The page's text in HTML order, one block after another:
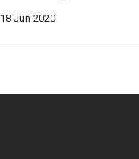
18 Jun 2020